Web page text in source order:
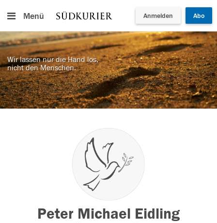
Menü Anmelden Abo
Wir lassen nur die Hand los,
nicht den Menschen.
Peter Michael Eidling